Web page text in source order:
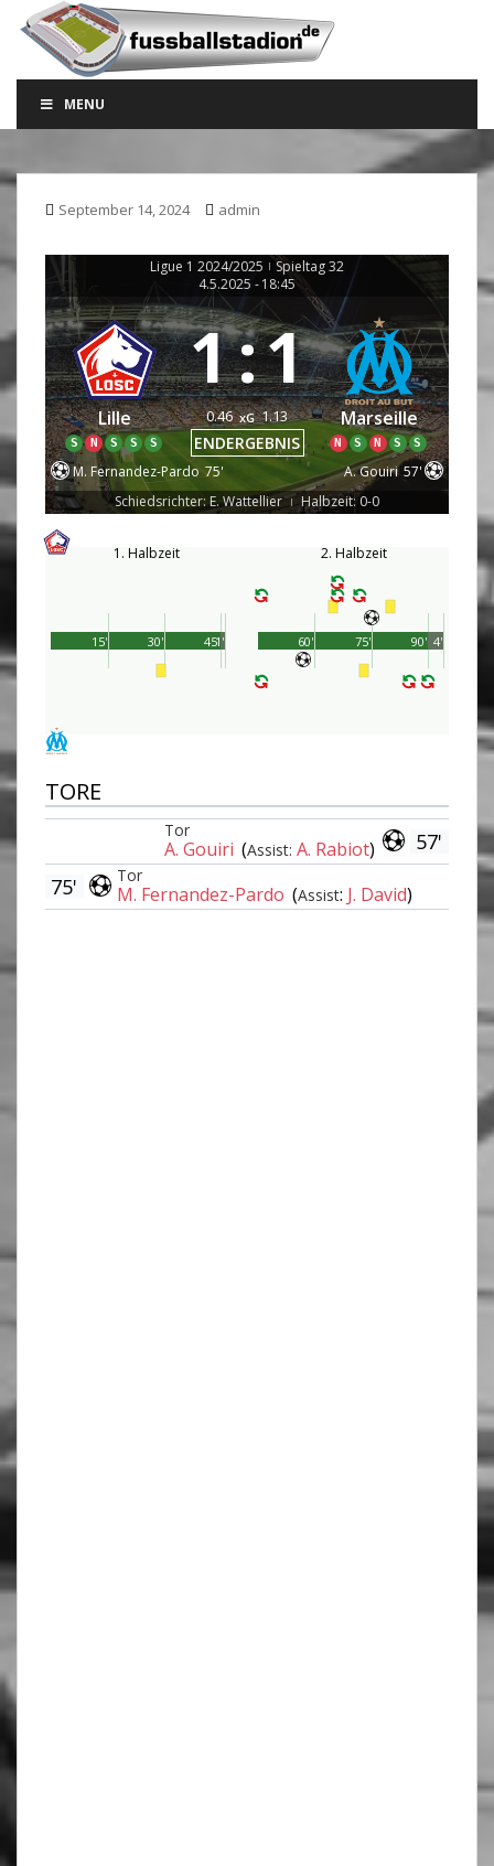
a
c
t
n
MENU
September 14, 2024 admin
Ligue 1 2024/2025 | Spieltag 32
4.5.2025 - 18:45
Lille
S N S S S
1:1
0.46 xG 1.13
ENDERGEBNIS
Marseille
N S N S S
M. Fernandez-Pardo 75' A. Gouiri 57'
Schiedsrichter: E. Wattellier | Halbzeit: 0-0
1. Halbzeit
45'
15' 30' 1'
2. Halbzeit
90'
60' 75' 4'
TORE
57'
Tor
A. Gouiri (Assist: A. Rabiot)
Tor
M. Fernandez-Pardo (Assist: J. David)
75'